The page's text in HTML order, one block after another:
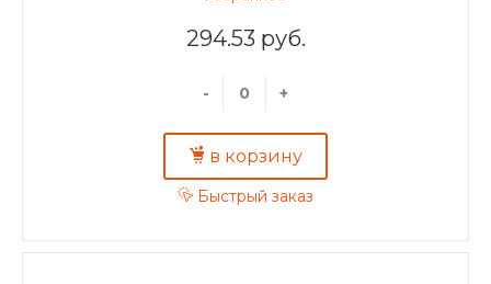
294.53 руб.
- +
в корзину
Быстрый заказ